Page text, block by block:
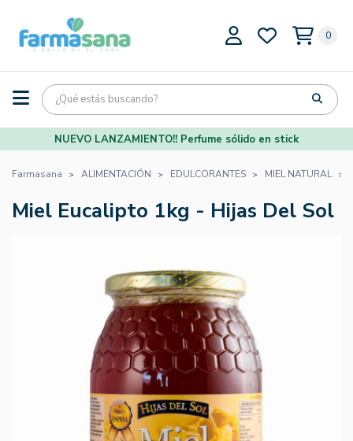
0
NUEVO LANZAMIENTO!! Perfume sólido en stick
Farmasana ALIMENTACIÓN EDULCORANTES MIEL NATURAL
Miel Eucalipto 1kg - Hijas Del Sol